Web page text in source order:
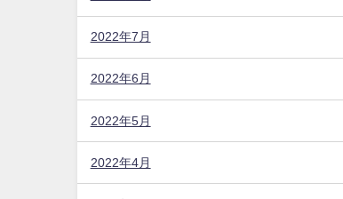
2022年7月
2022年6月
2022年5月
2022年4月